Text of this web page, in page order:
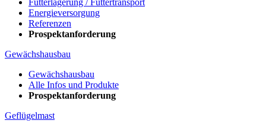
Futterlagerung / Futtertransport
Energieversorgung
Referenzen
Prospektanforderung
Gewächshausbau
Gewächshausbau
Alle Infos und Produkte
Prospektanforderung
Geflügelmast